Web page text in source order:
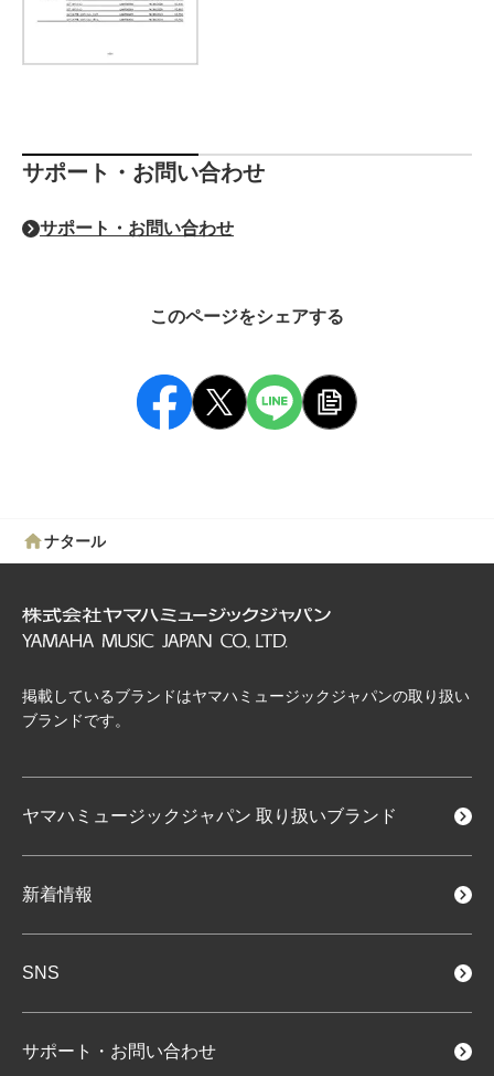
サポート・お問い合わせ
サポート・お問い合わせ
このページをシェアする
ナタール
掲載しているブランドはヤマハミュージックジャパンの取り扱い
ブランドです。
ヤマハミュージックジャパン 取り扱いブランド
新着情報
SNS
サポート・お問い合わせ